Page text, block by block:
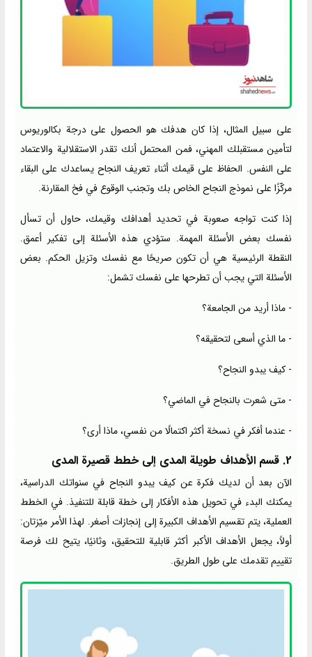
على سبيل المثال، إذا كان هدفك هو الحصول على درجة بكالوريوس
لتأمين مستقبلك المهني، فمن المحتمل أنك تقدر الاستقلالية والاعتماد
على النفس. الحفاظ على قيمك أثناء تعريف النجاح يساعدك على البقاء
مركّزًا على نموذج النجاح الخاص بك وتجنب الوقوع في فخ المقارنة.
إذا كنت تواجه صعوبة في تحديد أهدافك وقيمك، حاول أن تسأل
نفسك بعض الأسئلة المهمة. ستؤدي هذه الأسئلة إلى تفكير أعمق.
النقطة الرئيسية هي أن تكون صريحًا مع نفسك وتزيل الحكم. بعض
الأسئلة التي يجب أن تطرحها على نفسك تشمل:
- ماذا أريد من الجامعة؟
- ما الذي أسعى لتحقيقه؟
- كيف يبدو النجاح؟
- متى شعرت بالنجاح في الماضي؟
- عندما أفكر في نسخة أكثر اكتمالًا من نفسي، ماذا أرى؟
2. قسم الأهداف طويلة المدى إلى خطط قصيرة المدى
الآن بعد أن لديك فكرة عن كيف يبدو النجاح في سنواتك الدراسية،
يمكنك البدء في تحويل هذه الأفكار إلى خطة قابلة للتنفيذ. في الخطط
العملية، يتم تقسيم الأهداف الكبيرة إلى إنجازات أصغر. لهذا الأمر ميّزتان:
أولاً، يجعل الأهداف الأكبر أكثر قابلية للتحقيق، وثانيًا، يتيح لك فرصة
تقييم تقدمك على طول الطريق.